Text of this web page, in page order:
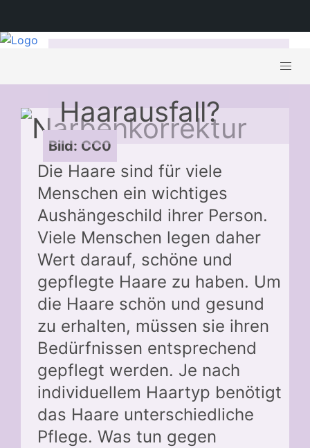
Bild: CC0
Haarausfall?
Die Haare sind für viele
Menschen ein wichtiges
Aushängeschild ihrer Person.
Viele Menschen legen daher
Wert darauf, schöne und
gepflegte Haare zu haben. Um
die Haare schön und gesund
zu erhalten, müssen sie ihren
Bedürfnissen entsprechend
gepflegt werden. Je nach
individuellem Haartyp benötigt
das Haare unterschiedliche
Pflege. Was tun gegen